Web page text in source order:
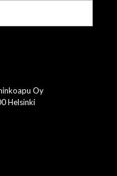
Oy
Helsinki